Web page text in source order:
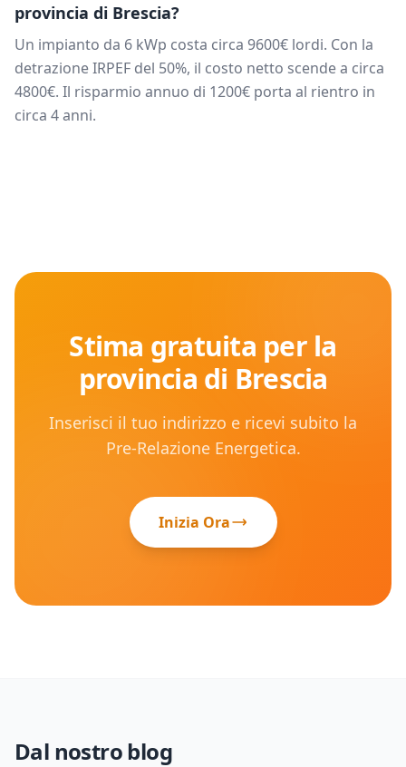
provincia di Brescia?
Un impianto da 6 kWp costa circa 9600€ lordi. Con la
detrazione IRPEF del 50%, il costo netto scende a circa
4800€. Il risparmio annuo di 1200€ porta al rientro in
circa 4anni.
Stima gratuita per la
provincia di Brescia
Inserisci il tuo indirizzo e ricevi subito la
Pre-Relazione Energetica.
Inizia Ora
Dal nostro blog